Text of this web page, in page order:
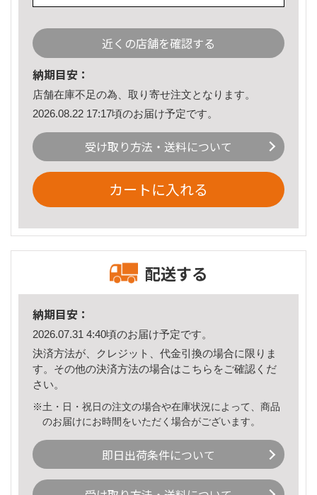
近くの店舗を確認する
納期目安：
店舗在庫不足の為、取り寄せ注文となります。
2026.08.22 17:17頃のお届け予定です。
受け取り方法・送料について
カートに入れる
配送する
納期目安：
2026.07.31 4:40頃のお届け予定です。
決済方法が、クレジット、代金引換の場合に限りま
す。その他の決済方法の場合はこちら をご確認くだ
さい。
※土・日・祝日の注文の場合や在庫状況によって、商品
のお届けにお時間をいただく場合がございます。
即日出荷条件について